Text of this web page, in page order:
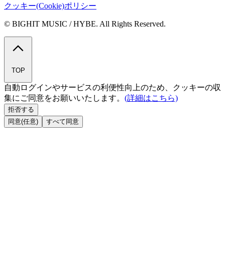
クッキー(Cookie)ポリシー
© BIGHIT MUSIC / HYBE. All Rights Reserved.
TOP
自動ログインやサービスの利便性向上のため、クッキーの収
集にご同意をお願いいたします。 (詳細はこちら)
拒否する
同意(任意)
すべて同意